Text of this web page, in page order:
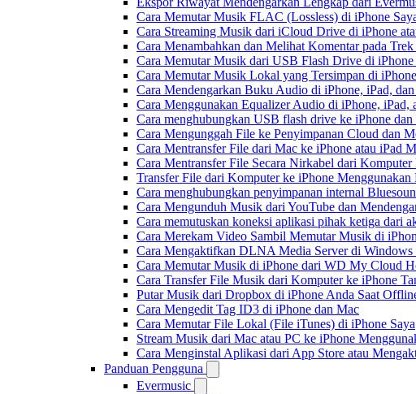
Cara Memutar Musik FLAC (Lossless) di iPhone
Cara Streaming Musik dari iCloud Drive di iPhone
Cara Menambahkan dan Melihat Komentar pada
Cara Memutar Musik dari USB Flash Drive di
Cara Memutar Musik Lokal yang Tersimpan di
Cara Mendengarkan Buku Audio di iPhone, iPad,
Cara Menggunakan Equalizer Audio di iPhone,
Cara menghubungkan USB flash drive ke iPhone
Cara Mengunggah File ke Penyimpanan Cloud dan
Cara Mentransfer File dari Mac ke iPhone atau iPad
Cara Mentransfer File Secara Nirkabel dari
Transfer File dari Komputer ke iPhone
Cara menghubungkan penyimpanan internal
Cara Mengunduh Musik dari YouTube dan
Cara memutuskan koneksi aplikasi pihak ketiga dari
Cara Merekam Video Sambil Memutar Musik di
Cara Mengaktifkan DLNA Media Server di
Cara Memutar Musik di iPhone dari WD My Cloud
Cara Transfer File Musik dari Komputer ke iPhone
Putar Musik dari Dropbox di iPhone Anda Saat
Cara Mengedit Tag ID3 di iPhone dan Mac
Cara Memutar File Lokal (File iTunes) di iPhone Saya
Stream Musik dari Mac atau PC ke iPhone
Cara Menginstal Aplikasi dari App Store atau
Panduan Pengguna
Evermusic